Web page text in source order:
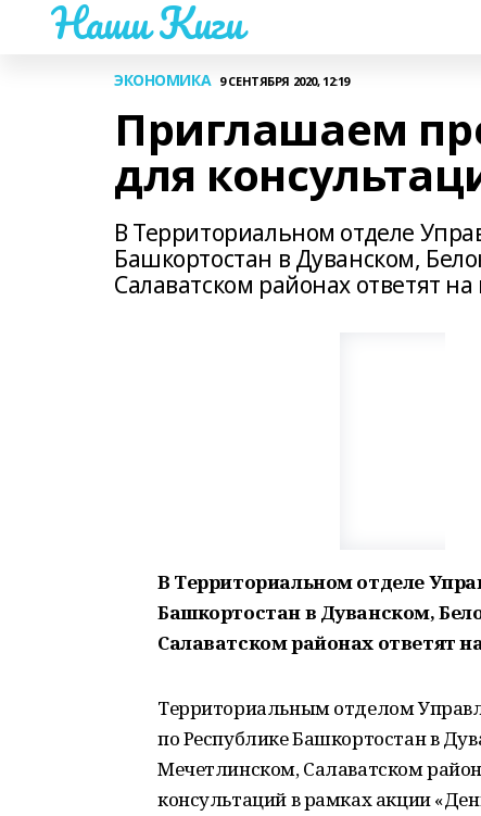
Наши Киги
ЭКОНОМИКА 9 СЕНТЯБРЯ 2020, 12:19
Приглашаем
для
В Территориальном отделе
Башкортостан в Дуванском,
Салаватском районах ответят
В Территориальном отделе
Башкортостан в Дуванском,
Салаватском районах ответят
Территориальным отделом
по Республике Башкортостан в
Мечетлинском, Салаватском
консультаций в рамках акции